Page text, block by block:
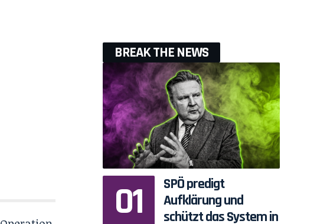
BREAK THE NEWS
SPÖ predigt
Aufklärung und
schützt das System in